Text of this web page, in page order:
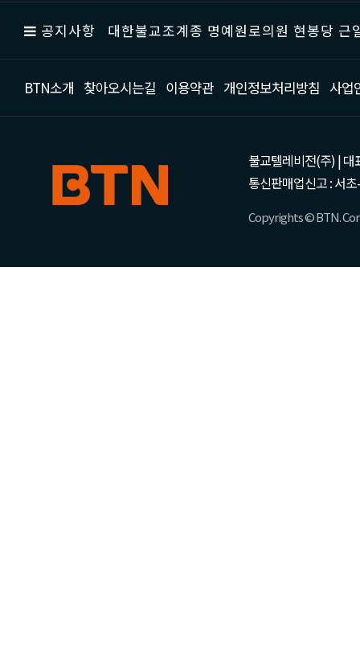
공지사항 대한불교조계종 명예원로의원 현봉당
BTN소개 찾아오시는길 이용약관 개인정보처리방침 사업
불교텔레비전(주) | 대
통신판매업신고 : 서
Copyrights © BTN.